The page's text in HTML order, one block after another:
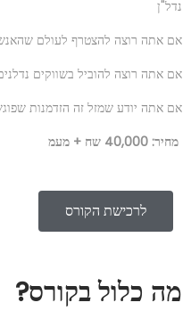
נדל"ן
אם אתה רוצה להצטרף לעולם
אם אתה רוצה להוביל בשווקים
אם אתה יודע שמזל זה הזדמנות
מחיר: 40,000 שח + מעמ
לרכישת הקורס
מה כלול בקורס?